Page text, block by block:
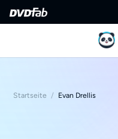
Startseite / Evan Drellis